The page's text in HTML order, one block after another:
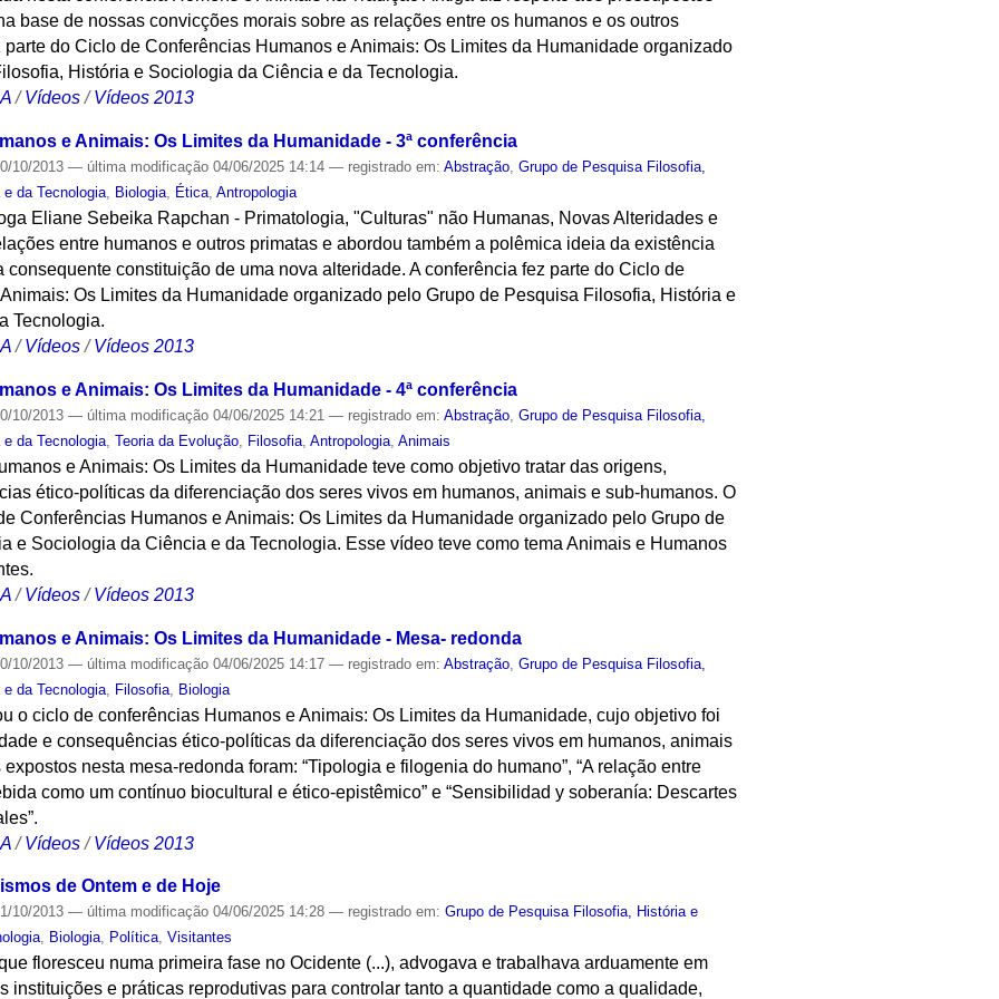
base de nossas convicções morais sobre as relações entre os humanos e os outros
parte do Ciclo de Conferências Humanos e Animais: Os Limites da Humanidade organizado
História e Sociologia da Ciência e da Tecnologia.
/Vídeos /Vídeos 2013
e Animais: Os Limites da Humanidade - 3ª conferência
10/2013— última modificação 04/06/2025 14:14— registrado em:Abstração,Grupo de Pesquisa Filosofia,
da Tecnologia, Biologia, Ética,Antropologia
Eliane Sebeika Rapchan - Primatologia, "Culturas" não Humanas, Novas Alteridades e
entre humanos e outros primatas e abordou também a polêmica ideia da existência
consequente constituição de uma nova alteridade. A conferência fez parte do Ciclo de
Os Limites da Humanidade organizado pelo Grupo de Pesquisa Filosofia, História e
Tecnologia.
/Vídeos /Vídeos 2013
e Animais: Os Limites da Humanidade - 4ª conferência
10/2013— última modificação 04/06/2025 14:21— registrado em:Abstração ,Grupo de Pesquisa Filosofia,
da Tecnologia ,Teoria da Evolução Filosofia ,Antropologia ,Animais
e Animais: Os Limites da Humanidade teve como objetivo tratar das origens,
ético-políticas da diferenciação dos seres vivos em humanos, animais e sub-humanos. O
Conferências Humanos e Animais: Os Limites da Humanidade organizado pelo Grupo de
e Sociologia da Ciência e da Tecnologia. Esse vídeo teve como tema Animais e Humanos
/Vídeos /Vídeos 2013
e Animais: Os Limites da Humanidade - Mesa- redonda
10/2013— última modificação 04/06/2025 14:17— registrado em:Abstração ,Grupo de Pesquisa Filosofia,
da Tecnologia Filosofia Biologia
o ciclo de conferências Humanos e Animais: Os Limites da Humanidade, cujo objetivo foi
e consequências ético-políticas da diferenciação dos seres vivos em humanos, animais
nesta mesa-redonda foram: “Tipologia e filogenia do humano”, “A relação entre
como um contínuo biocultural e ético-epistêmico” e “Sensibilidad y soberanía: Descartes
/Vídeos /Vídeos 2013
de Ontem e de Hoje
10/2013— última modificação 04/06/2025 14:28— registrado em:Grupo de Pesquisa Filosofia, História e
, Biologia, Política,Visitantes
floresceu numa primeira fase no Ocidente (...), advogava e trabalhava arduamente em
instituições e práticas reprodutivas para controlar tanto a quantidade como a qualidade,